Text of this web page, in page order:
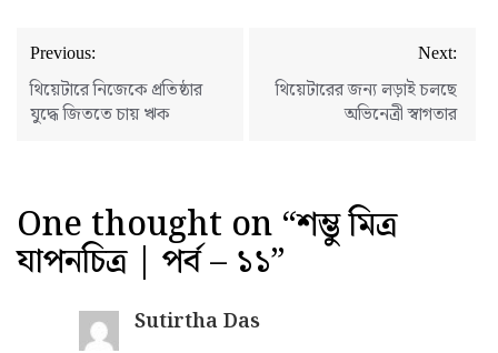
Post
navigation
Previous:
থিয়েটারে নিজেকে প্রতিষ্ঠার
যুদ্ধে জিততে চায় ঋক
Next:
থিয়েটারের জন্য লড়াই চলছে
অভিনেত্রী স্বাগতার
One thought on “শম্ভু মিত্র
যাপনচিত্র | পর্ব – ১১”
Sutirtha Das